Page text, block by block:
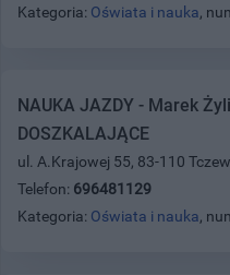
Kategoria: Oświata i nauka,
NAUKA JAZDY - Marek
DOSZKALAJĄCE
ul. A.Krajowej 55, 83-110 Tczew
Telefon: 696481129
Kategoria: Oświata i nauka,